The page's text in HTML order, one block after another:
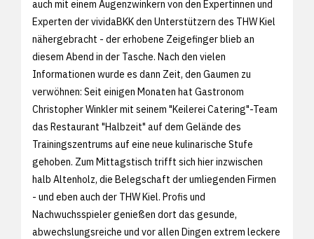
auch mit einem Augenzwinkern von den Expertinnen und
Experten der vividaBKK den Unterstützern des THW Kiel
nähergebracht - der erhobene Zeigefinger blieb an
diesem Abend in der Tasche. Nach den vielen
Informationen wurde es dann Zeit, den Gaumen zu
verwöhnen: Seit einigen Monaten hat Gastronom
Christopher Winkler mit seinem "Keilerei Catering"-Team
das Restaurant "Halbzeit" auf dem Gelände des
Trainingszentrums auf eine neue kulinarische Stufe
gehoben. Zum Mittagstisch trifft sich hier inzwischen
halb Altenholz, die Belegschaft der umliegenden Firmen
- und eben auch der THW Kiel. Profis und
Nachwuchsspieler genießen dort das gesunde,
abwechslungsreiche und vor allen Dingen extrem leckere